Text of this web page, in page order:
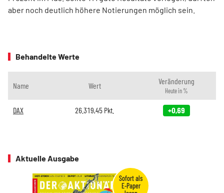
aber noch deutlich höhere Notierungen möglich sein.
Behandelte Werte
Name Wert Veränderung
Heute in %
DAX 26.319,45 Pkt. +0,69
Aktuelle Ausgabe